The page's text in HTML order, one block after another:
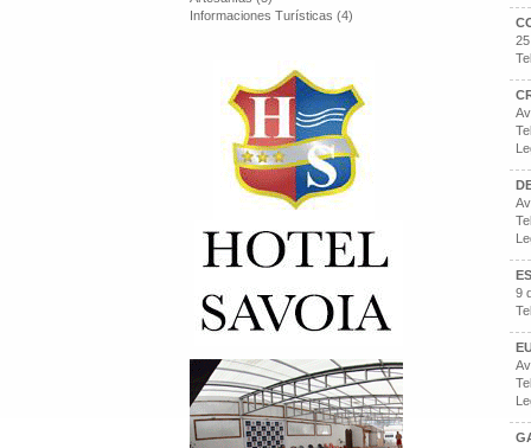
Informaciones Turísticas (4)
9